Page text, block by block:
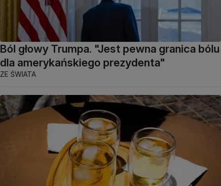
Ból głowy Trumpa. "Jest pewna granica bólu
dla amerykańskiego prezydenta"
ZE ŚWIATA